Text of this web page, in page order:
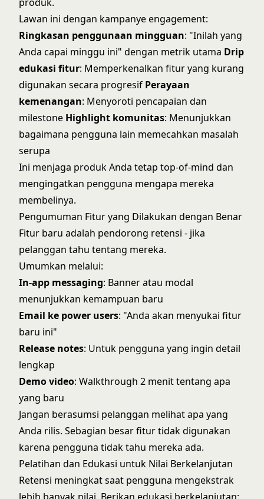
Lawan ini dengan kampanye engagement:
Ringkasan penggunaan mingguan: "Inilah yang
Anda capai minggu ini" dengan metrik utama Drip
edukasi fitur: Memperkenalkan fitur yang kurang
digunakan secara progresif Perayaan
kemenangan: Menyoroti pencapaian dan
milestone Highlight komunitas: Menunjukkan
bagaimana pengguna lain memecahkan masalah
serupa
Ini menjaga produk Anda tetap top-of-mind dan
mengingatkan pengguna mengapa mereka
membelinya.
Pengumuman Fitur yang Dilakukan dengan Benar
Fitur baru adalah pendorong retensi - jika
pelanggan tahu tentang mereka.
Umumkan melalui:
In-app messaging: Banner atau modal
menunjukkan kemampuan baru
Email ke power users: "Anda akan menyukai fitur
baru ini"
Release notes: Untuk pengguna yang ingin detail
lengkap
Demo video: Walkthrough 2 menit tentang apa
yang baru
Jangan berasumsi pelanggan melihat apa yang
Anda rilis. Sebagian besar fitur tidak digunakan
karena pengguna tidak tahu mereka ada.
Pelatihan dan Edukasi untuk Nilai Berkelanjutan
Retensi meningkat saat pengguna mengekstrak